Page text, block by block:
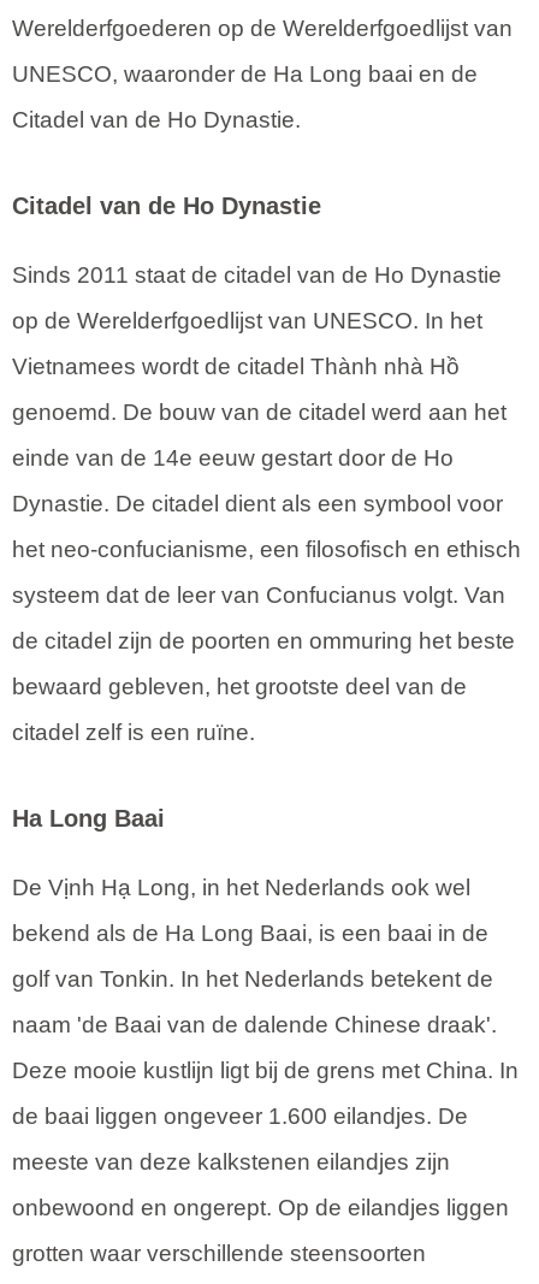
Werelderfgoederen op de Werelderfgoedlijst van
UNESCO, waaronder de Ha Long baai en de
Citadel van de Ho Dynastie.
Citadel van de Ho Dynastie
Sinds 2011 staat de citadel van de Ho Dynastie
op de Werelderfgoedlijst van UNESCO. In het
Vietnamees wordt de citadel Thành nhà Hồ
genoemd. De bouw van de citadel werd aan het
einde van de 14e eeuw gestart door de Ho
Dynastie. De citadel dient als een symbool voor
het neo-confucianisme, een filosofisch en ethisch
systeem dat de leer van Confucianus volgt. Van
de citadel zijn de poorten en ommuring het beste
bewaard gebleven, het grootste deel van de
citadel zelf is een ruïne.
Ha Long Baai
De Vịnh Hạ Long, in het Nederlands ook wel
bekend als de Ha Long Baai, is een baai in de
golf van Tonkin. In het Nederlands betekent de
naam 'de Baai van de dalende Chinese draak'.
Deze mooie kustlijn ligt bij de grens met China. In
de baai liggen ongeveer 1.600 eilandjes. De
meeste van deze kalkstenen eilandjes zijn
onbewoond en ongerept. Op de eilandjes liggen
grotten waar verschillende steensoorten